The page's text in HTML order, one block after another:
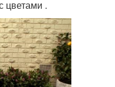
цветами .